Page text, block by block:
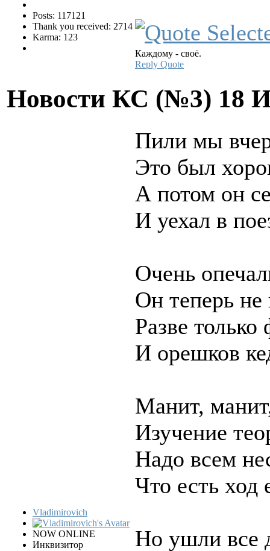
Posts: 117121
Thank you received: 2714
Karma: 123
Каждому - своё.
Reply Quote
Новости КС (№3) 18
Vladimirovich
NOW ONLINE
Инквизитор
Пили мы
Это был
А потом он
И уехал в
Очень
Он теперь не
Разве только
И орешков
Манит,
Изучение
Надо всем
Что есть
Но ушли все